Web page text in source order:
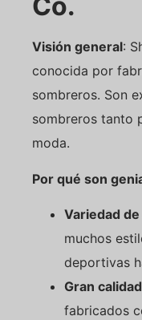
Co.
Visión general:
conocida por
sombreros. Son
sombreros tanto
moda.
Por qué son
Variedad
muchos
deportivas
Gran calidad
fabricados